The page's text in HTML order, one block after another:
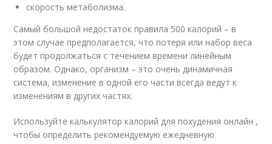
скорость метаболизма.
Самый большой недостаток правила 500 калорий – в
этом случае предполагается, что потеря или набор веса
будет продолжаться с течением времени линейным
образом. Однако, организм – это очень динамичная
система, изменение в одной его части всегда ведут к
изменениям в других частях.
Используйте калькулятор калорий для похудения онлайн ,
чтобы определить рекомендуемую ежедневную